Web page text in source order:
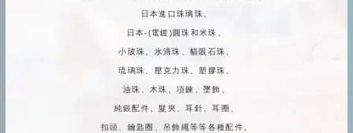
日本進口珠璃珠、
日本-(電鍍)圓珠和米珠、
小玻珠、水滴珠、貓眼石珠、
琉璃珠、壓克力珠、塑膠珠、
油珠、木珠、項鍊、墜飾、
純銀配件、髮夾、耳針、耳圈、
扣頭、鑰匙圈、吊飾繩等等各種配件。